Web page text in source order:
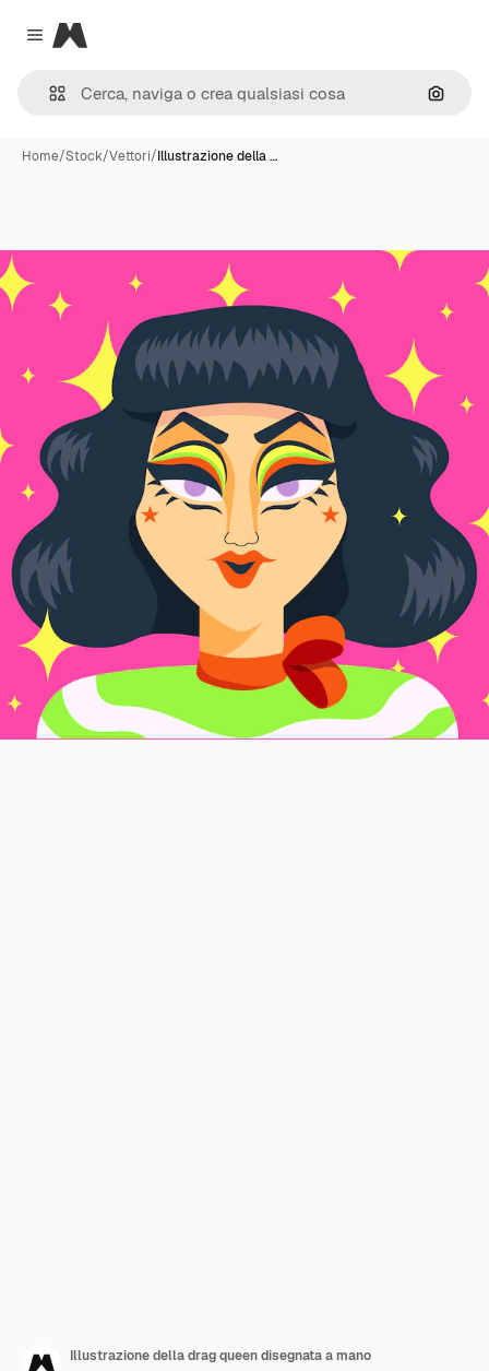
Close menu
Magnific
Cerca
Home/Stock/Vettori/Illustrazione della …
Illustrazione della drag queen disegnata a mano